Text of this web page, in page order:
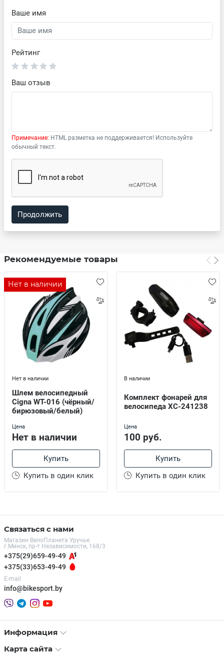
Ваше имя
Рейтинг
Ваш отзыв
Примечание: HTML разметка не поддерживается! Используйте
обычный текст.
Продолжить
Рекомендуемые товары
Нет в наличии
Нет в наличии
Шлем велосипедный
Cigna WT-016 (чёрный/
бирюзовый/белый)
Цена
Нет в наличии
Купить
Купить в один клик
В наличии
Комплект фонарей для
велосипеда XC-241238
Цена
100 руб.
Купить
Купить в один клик
Связаться с нами
Магазин ВелоПланета Уручье
г.Минск, пр-т Независимости, 168/3
+375(29)659-49-49
+375(33)653-49-49
E-mail
info@bikesport.by
Информация
Карта сайта